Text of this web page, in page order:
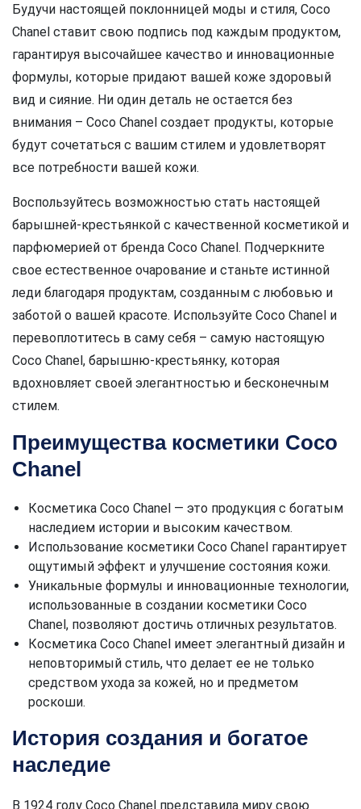
Будучи настоящей поклонницей моды и стиля, Coco
Chanel ставит свою подпись под каждым продуктом,
гарантируя высочайшее качество и инновационные
формулы, которые придают вашей коже здоровый
вид и сияние. Ни один деталь не остается без
внимания – Coco Chanel создает продукты, которые
будут сочетаться с вашим стилем и удовлетворят
все потребности вашей кожи.
Воспользуйтесь возможностью стать настоящей
барышней-крестьянкой с качественной косметикой и
парфюмерией от бренда Coco Chanel. Подчеркните
свое естественное очарование и станьте истинной
леди благодаря продуктам, созданным с любовью и
заботой о вашей красоте. Используйте Coco Chanel и
перевоплотитесь в саму себя – самую настоящую
Coco Chanel, барышню-крестьянку, которая
вдохновляет своей элегантностью и бесконечным
стилем.
Преимущества косметики Coco
Chanel
Косметика Coco Chanel — это продукция с богатым
наследием истории и высоким качеством.
Использование косметики Coco Chanel гарантирует
ощутимый эффект и улучшение состояния кожи.
Уникальные формулы и инновационные технологии,
использованные в создании косметики Coco
Chanel, позволяют достичь отличных результатов.
Косметика Coco Chanel имеет элегантный дизайн и
неповторимый стиль, что делает ее не только
средством ухода за кожей, но и предметом
роскоши.
История создания и богатое
наследие
В 1924 году Coco Chanel представила миру свою